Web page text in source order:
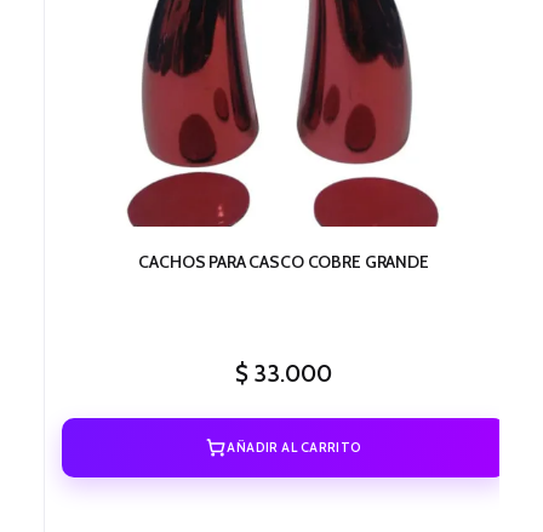
CACHOS PARA CASCO COBRE GRANDE
$ 33.000
AÑADIR AL CARRITO